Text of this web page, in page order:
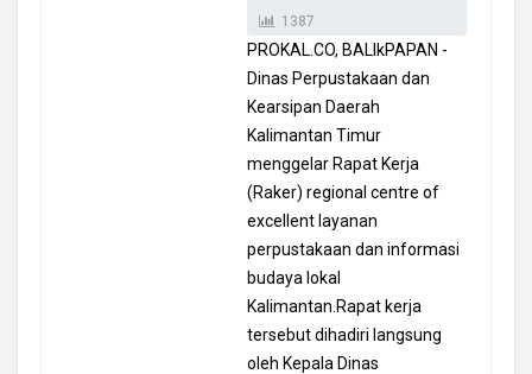
1387
PROKAL.CO, BALIkPAPAN -
Dinas Perpustakaan dan
Kearsipan Daerah
Kalimantan Timur
menggelar Rapat Kerja
(Raker) regional centre of
excellent layanan
perpustakaan dan informasi
budaya lokal
Kalimantan.Rapat kerja
tersebut dihadiri langsung
oleh Kepala Dinas